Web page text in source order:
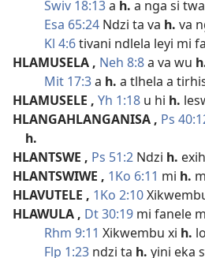
Swiv 18:13a h. a nga si
Esa 65:24 Ndzi ta va h. va
Kl 4:6tivani ndlela leyi mi
HLAMUSELA , Neh 8:8a va wu
Mit 17:3a h. a tlhela a
HLAMUSELE , Yh 1:18 u hi h.
HLANGAHLANGANISA , Ps
h.
HLANTSWE , Ps 51:2 Ndzi h.
HLANTSWIWE , 1Ko 6:11 mi h.
HLAVUTELE , 1Ko 2:10
HLAWULA , Dt 30:19 mi fanele
Rhm 9:11 Xikwembu xi h.
Flp 1:23 ndzi ta h. yini eka